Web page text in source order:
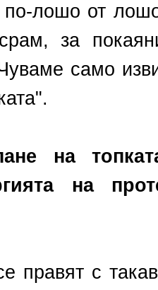
по-лошо от
за
само
на
на
правят с